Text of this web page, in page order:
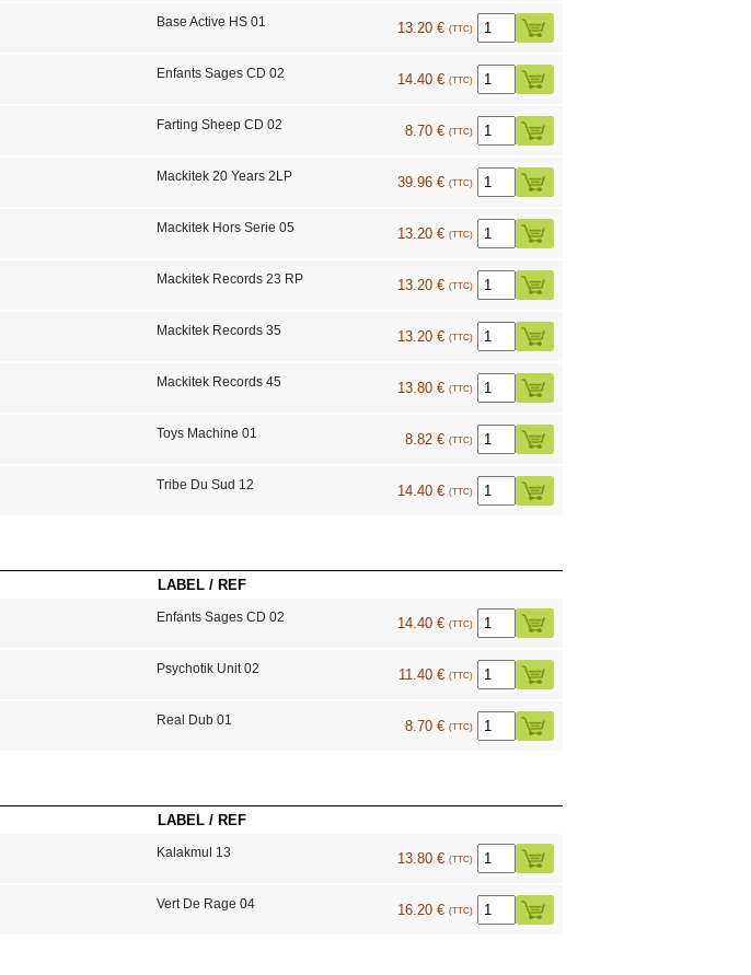
Base Active HS 01 13.20 € (TTC)
Enfants Sages CD 02 14.40 € (TTC)
Farting Sheep CD 02 8.70 € (TTC)
Mackitek 20 Years 2LP 39.96 € (TTC)
Mackitek Hors Serie 05 13.20 € (TTC)
Mackitek Records 23 RP 13.20 € (TTC)
Mackitek Records 35 13.20 € (TTC)
Mackitek Records 45 13.80 € (TTC)
Toys Machine 01 8.82 € (TTC)
Tribe Du Sud 12 14.40 € (TTC)
LABEL / REF
Enfants Sages CD 02 14.40 € (TTC)
Psychotik Unit 02 11.40 € (TTC)
Real Dub 01 8.70 € (TTC)
LABEL / REF
Kalakmul 13 13.80 € (TTC)
Vert De Rage 04 16.20 € (TTC)